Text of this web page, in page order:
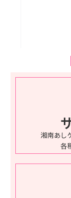
湘南あし
各